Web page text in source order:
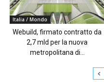
Italia / Mondo
Webuild, firmato contratto da
2,7 mld per la nuova
metropolitana di...